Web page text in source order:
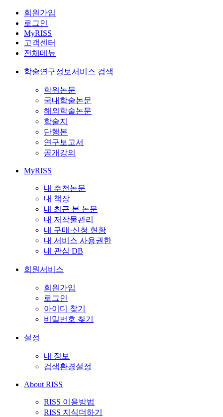
회원가입
로그인
MyRISS
고객센터
전체메뉴
학술연구정보서비스 검색
학위논문
국내학술논문
해외학술논문
학술지
단행본
연구보고서
공개강의
MyRISS
내 추천논문
내 책장
내 최근 본 논문
내 저작물관리
내 구매·신청 현황
내 서비스 사용권한
내 관심 DB
회원서비스
회원가입
로그인
아이디 찾기
비밀번호 찾기
설정
내 정보
검색환경설정
About RISS
RISS 이용방법
RISS 지식더하기